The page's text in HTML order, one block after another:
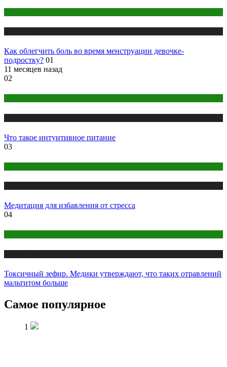
Как облегчить боль во время менструации девочке-
подростку? 01
11 месяцев назад
02
Что такое интуитивное питание
03
Медитация для избавления от стресса
04
Токсичный зефир. Медики утверждают, что таких отравлений
мальтитом больше
Самое популярное
1